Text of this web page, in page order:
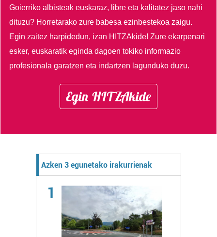
Goierriko albisteak euskaraz, libre eta kalitatez jaso nahi
dituzu? Horretarako zure babesa ezinbestekoa zaigu.
Egin zaitez harpidedun, izan HITZAkide!Zure ekarpenari
esker, euskaratik eginda dagoen tokiko informazio
profesionala garatzen eta indartzen lagunduko duzu.
Egin HITZAkide
Azken 3 egunetako irakurrienak
1